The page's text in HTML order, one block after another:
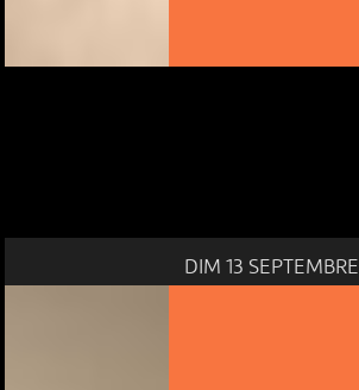
DIM 13 SEPTEMBRE